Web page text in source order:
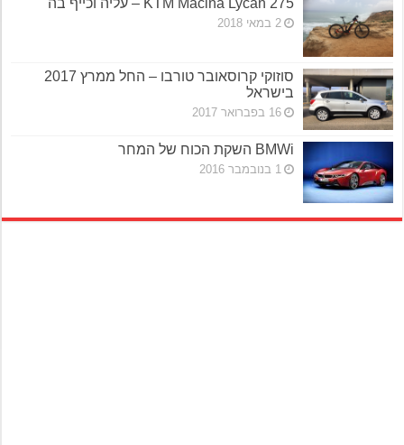
2 במאי 2018
סוזוקי קרוסאובר טורבו – החל ממרץ 2017
בישראל
16 בפברואר 2017
BMWi השקת הכוח של המחר
1 בנובמבר 2016